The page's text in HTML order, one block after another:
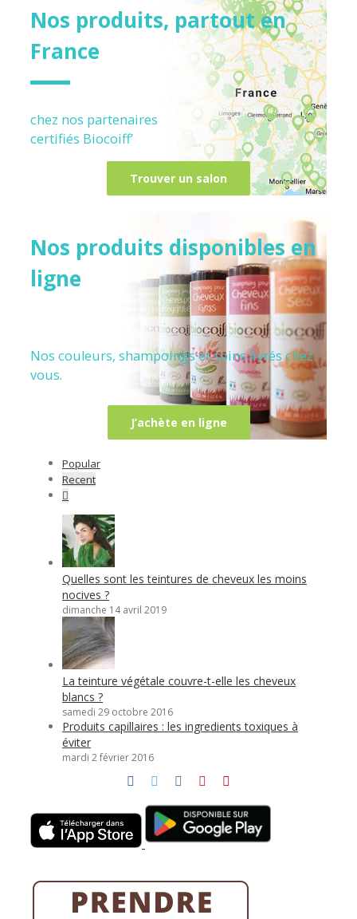
Nos produits, partout en
France
chez nos partenaires
certifiés Biocoiff’
Trouver un salon
Nos produits disponibles en
ligne
Nos couleurs, shampoings et soins livrés chez
vous.
J’achète en ligne
Popular
Recent
Quelles sont les teintures de cheveux les moins
nocives ?
dimanche 14 avril 2019
La teinture végétale couvre-t-elle les cheveux
blancs ?
samedi 29 octobre 2016
Produits capillaires : les ingredients toxiques à
éviter
mardi 2 février 2016